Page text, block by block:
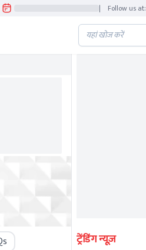
| Follow us at:
ट्रेंडिंग न्यूज़